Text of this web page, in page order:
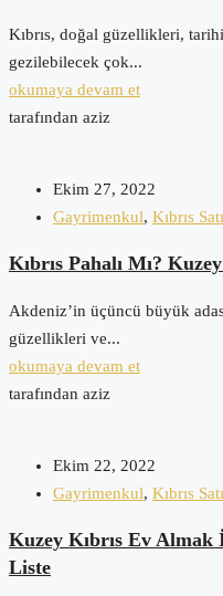
Kıbrıs, doğal güzellikleri,
gezilebilecek çok...
okumaya devam et
tarafından aziz
Ekim 27, 2022
Gayrimenkul, Kıbrıs
Kıbrıs Pahalı Mı?
Akdeniz’in üçüncü büyük
güzellikleri ve...
okumaya devam et
tarafından aziz
Ekim 22, 2022
Gayrimenkul, Kıbrıs
Kuzey Kıbrıs Ev
Liste